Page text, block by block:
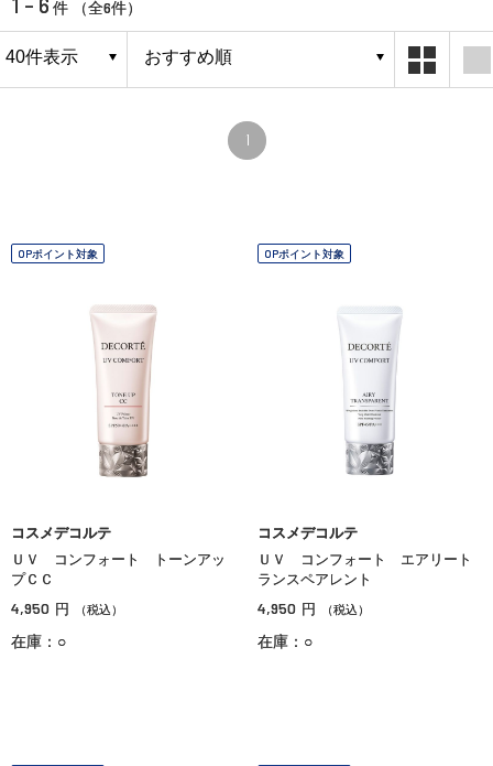
件 （全6件）
1
OPポイント対象
コスメデコルテ
ＵＶ コンフォート トーンアッ
プＣＣ
4,950 円 （税込）
在庫：○
OPポイント対象
コスメデコルテ
ＵＶ コンフォート エアリート
ランスペアレント
4,950 円 （税込）
在庫：○